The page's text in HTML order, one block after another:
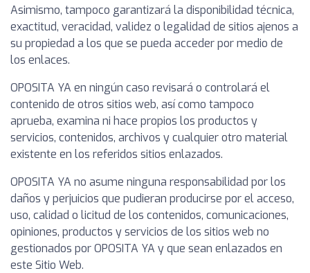
Asimismo, tampoco garantizará la disponibilidad técnica,
exactitud, veracidad, validez o legalidad de sitios ajenos a
su propiedad a los que se pueda acceder por medio de
los enlaces.
OPOSITA YA en ningún caso revisará o controlará el
contenido de otros sitios web, así como tampoco
aprueba, examina ni hace propios los productos y
servicios, contenidos, archivos y cualquier otro material
existente en los referidos sitios enlazados.
OPOSITA YA no asume ninguna responsabilidad por los
daños y perjuicios que pudieran producirse por el acceso,
uso, calidad o licitud de los contenidos, comunicaciones,
opiniones, productos y servicios de los sitios web no
gestionados por OPOSITA YA y que sean enlazados en
este Sitio Web.